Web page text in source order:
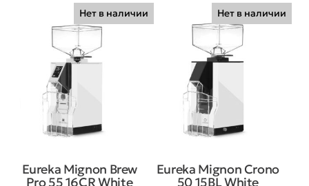
Нет в наличии
Eureka Mignon Brew
Pro 55 16CR White
Нет в наличии
Eureka Mignon Crono
50 15BL White